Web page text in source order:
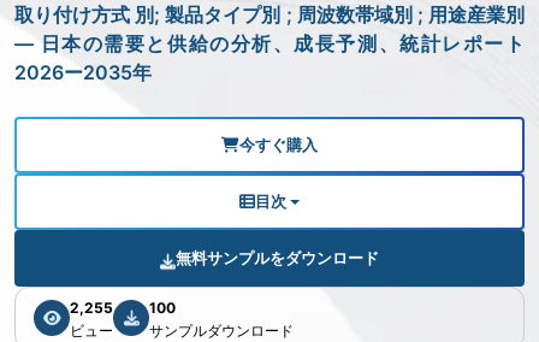
取り付け方式 別; 製品タイプ別 ; 周波数帯域別 ; 用途産業別
— 日本の需要と供給の分析、成長予測、統計レポート
2026ー2035年
今すぐ購入
目次
無料サンプルをダウンロード
2,255
ビュー
100
サンプルダウンロード